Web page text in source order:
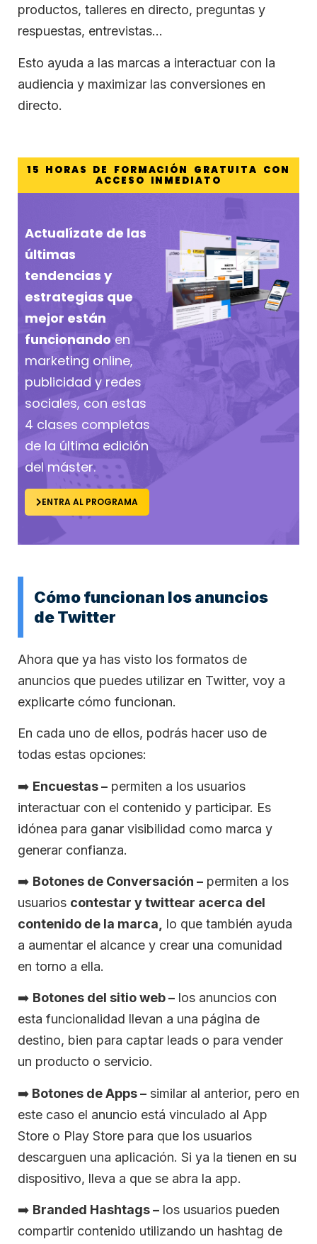
productos, talleres en directo, preguntas y
respuestas, entrevistas…
Esto ayuda a las marcas a interactuar con la
audiencia y maximizar las conversiones en
directo.
15 HORAS DE FORMACIÓN GRATUITA CON
ACCESO INMEDIATO
Actualízate de las
últimas
tendencias y
estrategias que
mejor están
funcionandoen
marketing online,
publicidad y redes
sociales, con estas
4 clases completas
de la última edición
del máster.
ENTRA AL PROGRAMA
Cómo funcionan los anuncios
de Twitter
Ahora que ya has visto los formatos de
anuncios que puedes utilizar en Twitter, voy a
explicarte cómo funcionan.
En cada uno de ellos, podrás hacer uso de
todas estas opciones:
➡️ Encuestas – permiten a los usuarios
interactuar con el contenido y participar. Es
idónea para ganar visibilidad como marca y
generar confianza.
➡️ Botones de Conversación – permiten a los
usuarios contestar y twittear acerca del
contenido de la marca,
lo que también ayuda
a aumentar el alcance y crear una comunidad
en torno a ella.
➡️ Botones del sitio web – los anuncios con
esta funcionalidad llevan a una página de
destino, bien para captar leads o para vender
un producto o servicio.
➡️ Botones de Apps – similar al anterior, pero en
este caso el anuncio está vinculado al App
Store o Play Store para que los usuarios
descarguen una aplicación. Si ya la tienen en su
dispositivo, lleva a que se abra la app.
➡️ Branded Hashtags – los usuarios pueden
compartir contenido utilizando un hashtag de